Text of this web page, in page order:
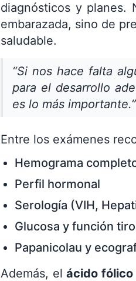
diagnósticos y planes.
embarazada, sino de
saludable.
“Si nos hace falta
para el desarrollo
es lo más importante.”
Entre los exámenes
Hemograma
Perfil hormonal
Serología (VIH,
Glucosa y función
Papanicolau y
Además, elácido fólico